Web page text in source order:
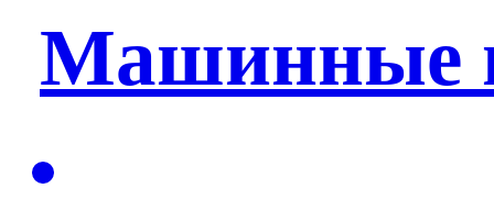
Машинные